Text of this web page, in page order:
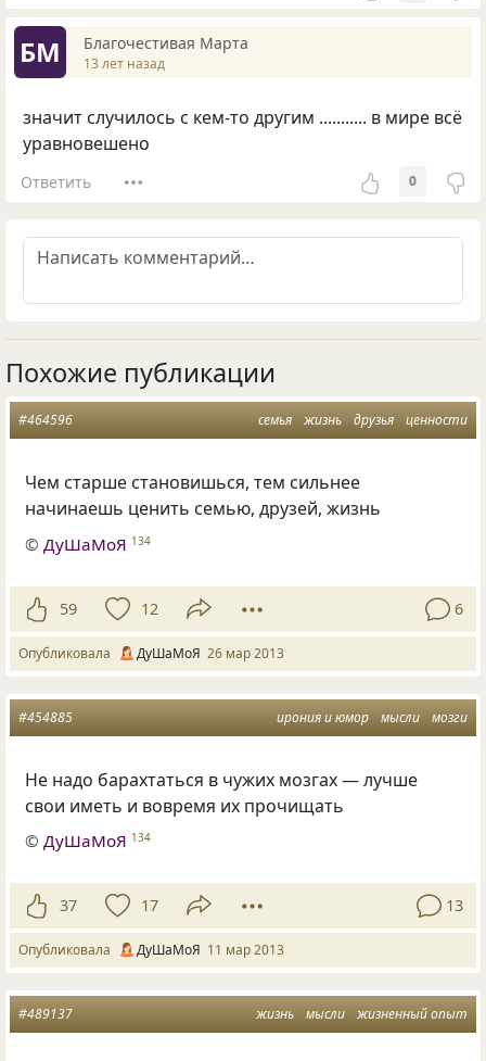
БМ Благочестивая Марта
13 лет назад
значит случилось с кем-то другим ........... в мире всё
уравновешено
Ответить 0
Похожие публикации
семья жизнь друзья ценности
#464596
Чем старше становишься, тем сильнее
начинаешь ценить семью, друзей, жизнь
© ДуШаМоЯ 134
59 12 6
Опубликовала ДуШаМоЯ 26 мар 2013
ирония и юмор мысли мозги
#454885
Не надо барахтаться в чужих мозгах — лучше
свои иметь и вовремя их прочищать
©ДуШаМоЯ 134
37 17 13
Опубликовала ДуШаМоЯ 11 мар 2013
жизнь мысли жизненный опыт
#489137